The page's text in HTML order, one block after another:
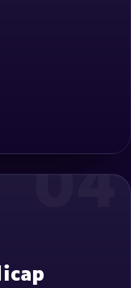
04